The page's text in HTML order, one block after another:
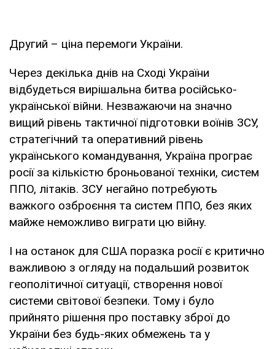
Другий – ціна перемоги України.
Через декілька днів на Сході України
відбудеться вирішальна битва російсько-
української війни. Незважаючи на значно
вищий рівень тактичної підготовки воїнів ЗСУ,
стратегічний та оперативний рівень
українського командування, Україна програє
росії за кількістю броньованої техніки, систем
ППО, літаків. ЗСУ негайно потребують
важкого озброєння та систем ППО, без яких
майже неможливо виграти цю війну.
І на останок для США поразка росії є критично
важливою з огляду на подальший розвиток
геополітичної ситуації, створення нової
системи світової безпеки. Тому і було
прийнято рішення про поставку зброї до
України без будь-яких обмежень та у